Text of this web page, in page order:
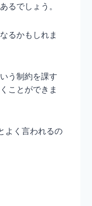
るでしょう。
るかもしれま
う制約を課す
ことができま
よく言われるの